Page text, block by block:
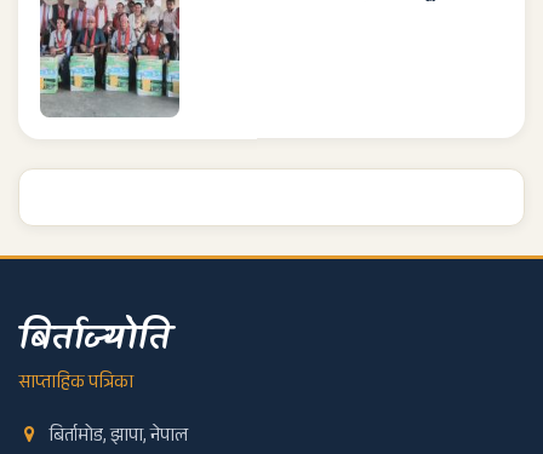
बिर्ताज्योति
साप्ताहिक पत्रिका
बिर्तामोड, झापा, नेपाल